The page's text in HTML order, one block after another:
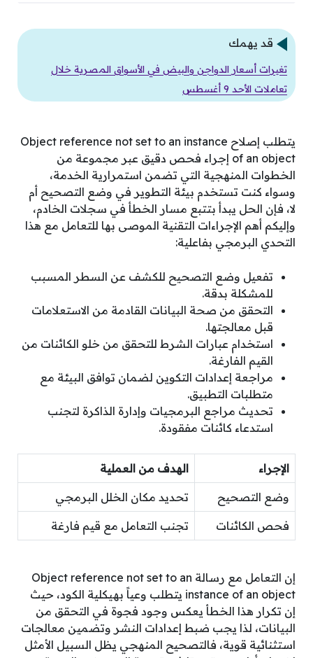
قد يهمك
تغيرات أسعار الدواجن والبيض في الأسواق المصرية خلال
تعاملات الأحد 9 أغسطس
يتطلب إصلاح Object reference not set to an instance
of an object إجراء فحص دقيق عبر مجموعة من
الخطوات المنهجية التي تضمن استمرارية الخدمة،
وسواء كنت تستخدم بيئة التطوير في وضع التصحيح أم
لا، فإن الحل يبدأ بتتبع مسار الخطأ في سجلات الخادم،
وإليكم أهم الإجراءات التقنية الموصى بها للتعامل مع هذا
التحدي البرمجي بفاعلية:
تفعيل وضع التصحيح للكشف عن السطر المسبب
للمشكلة بدقة.
التحقق من صحة البيانات القادمة من الاستعلامات
قبل معالجتها.
استخدام عبارات الشرط للتحقق من خلو الكائنات من
القيم الفارغة.
مراجعة إعدادات التكوين لضمان توافق البيئة مع
متطلبات التطبيق.
تحديث مراجع البرمجيات وإدارة الذاكرة لتجنب
استدعاء كائنات مفقودة.
الإجراء الهدف من العملية
وضع التصحيح تحديد مكان الخلل البرمجي
فحص الكائنات تجنب التعامل مع قيم فارغة
إن التعامل مع رسالة Object reference not set to an
instance of an object يتطلب وعياً بهيكلية الكود، حيث
إن تكرار هذا الخطأ يعكس وجود فجوة في التحقق من
البيانات، لذا يجب ضبط إعدادات النشر وتضمين معالجات
استثنائية قوية، فالتصحيح المنهجي يظل السبيل الأمثل